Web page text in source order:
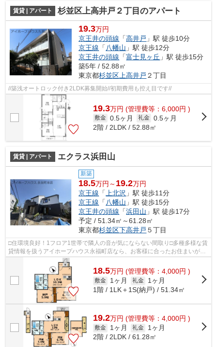
賃貸 | アパート 杉並区上高井戸２丁目のアパート
19.3万円
京王井の頭線 「高井戸 」駅 徒歩10分
京王線 「 八幡山 」駅 徒歩12分
京王井の頭線 「富士見ヶ丘 」駅 徒歩15分
築5年 / 52.88㎡
東京都杉並区 上高井戸 ２丁目
//築浅オートロック付き2LDK募集開始//初期費用も控え目です//
19.3万円 (管理費等：6,000円 )
敷金 0.5ヶ月 礼金 0.5ヶ月
2階 / 2LDK / 52.88㎡
賃貸 | アパート エクラス浜田山
新築
18.5万円～ 19.2万円
京王線 「 上北沢 」駅 徒歩11分
京王線 「 八幡山 」駅 徒歩15分
京王井の頭線 「浜田山 」駅 徒歩17分
予定 / 51.34㎡～61.28㎡
東京都杉並区下高井戸 ５丁目
□住環境良好！1フロア1世帯で隣人の音が気にならない間取り□多種多様な賃
貸情報を扱うアイホープハウス永福町店なら、お客様に合ったお住まいがき
っと見つかります。お電話03-3327-777...
18.5万円 (管理費等：4,000円 )
敷金 1ヶ月 礼金
1ヶ月
1階 / 1LK＋1S(納戸) / 51.34㎡
19.2万円 (管理費等：4,000円 )
敷金 1ヶ月 礼金
1ヶ月
2階 / 2LDK / 61.28㎡